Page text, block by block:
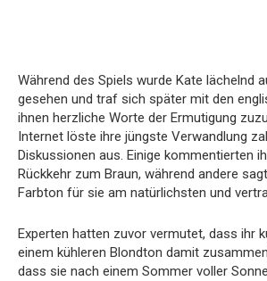
Während des Spiels wurde Kate lächelnd
gesehen und traf sich später mit den
ihnen herzliche Worte der Ermutigung
Internet löste ihre jüngste Verwandlung
Diskussionen aus. Einige kommentierten
Rückkehr zum Braun, während andere
Farbton für sie am natürlichsten und
Experten hatten zuvor vermutet, dass ihr
einem kühleren Blondton damit
dass sie nach einem Sommer voller